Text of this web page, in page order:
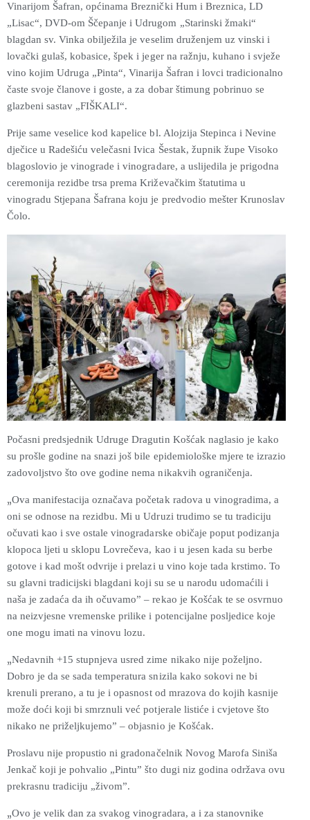
Vinarijom Šafran, općinama Breznički Hum i Breznica, LD
„Lisac“, DVD-om Ščepanje i Udrugom „Starinski žmaki“
blagdan sv. Vinka obilježila je veselim druženjem uz vinski i
lovački gulaš, kobasice, špek i jeger na ražnju, kuhano i svježe
vino kojim Udruga „Pinta“, Vinarija Šafran i lovci tradicionalno
časte svoje članove i goste, a za dobar štimung pobrinuo se
glazbeni sastav „FIŠKALI“.
Prije same veselice kod kapelice bl. Alojzija Stepinca i Nevine
dječice u Radešiću velečasniIvica Šestak, župnik župe Visoko
blagoslovio je vinograde i vinogradare, a uslijedila je prigodna
ceremonija rezidbe trsa prema Križevačkim štatutima u
vinogradu Stjepana Šafrana koju je predvodio mešter Krunoslav
Čolo.
Počasni predsjednik Udruge Dragutin Košćak naglasio je kako
su prošle godine na snazi još bile epidemiološke mjere te izrazio
zadovoljstvo što ove godine nema nikakvih ograničenja.
„Ova manifestacija označava početak radova u vinogradima, a
oni se odnose na rezidbu. Mi u Udruzi trudimo se tu tradiciju
očuvati kao i sve ostale vinogradarske običaje poput podizanja
klopoca ljeti u sklopu Lovrečeva, kao i u jesen kada su berbe
gotove i kad mošt odvrije i prelazi u vino koje tada krstimo. To
su glavni tradicijski blagdani koji su se u narodu udomaćili i
naša je zadaća da ih očuvamo” – rekao je Košćak te se osvrnuo
na neizvjesne vremenske prilike i potencijalne posljedice koje
one mogu imati na vinovu lozu.
„Nedavnih +15 stupnjeva usred zime nikako nije poželjno.
Dobro je da se sada temperatura snizila kako sokovi ne bi
krenuli prerano, a tu je i opasnost od mrazova do kojih kasnije
može doći koji bi smrznuli već potjerale listiće i cvjetove što
nikako ne priželjkujemo” – objasnio je Košćak.
Proslavu nije propustio ni gradonačelnik Novog Marofa Siniša
Jenkač koji je pohvalio „Pintu” što dugi niz godina održava ovu
prekrasnu tradiciju „živom”.
„Ovo je velik dan za svakog vinogradara, a i za stanovnike